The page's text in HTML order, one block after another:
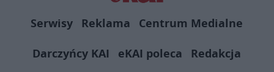
Serwisy Reklama
Centrum Medialne
Darczyńcy KAI
eKAI poleca
Redakcja